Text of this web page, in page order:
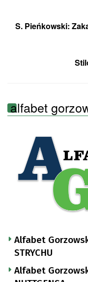
S. Pieńkowski:
alfabet
Alfabet
STRYCHU
Alfabet Gorzowski